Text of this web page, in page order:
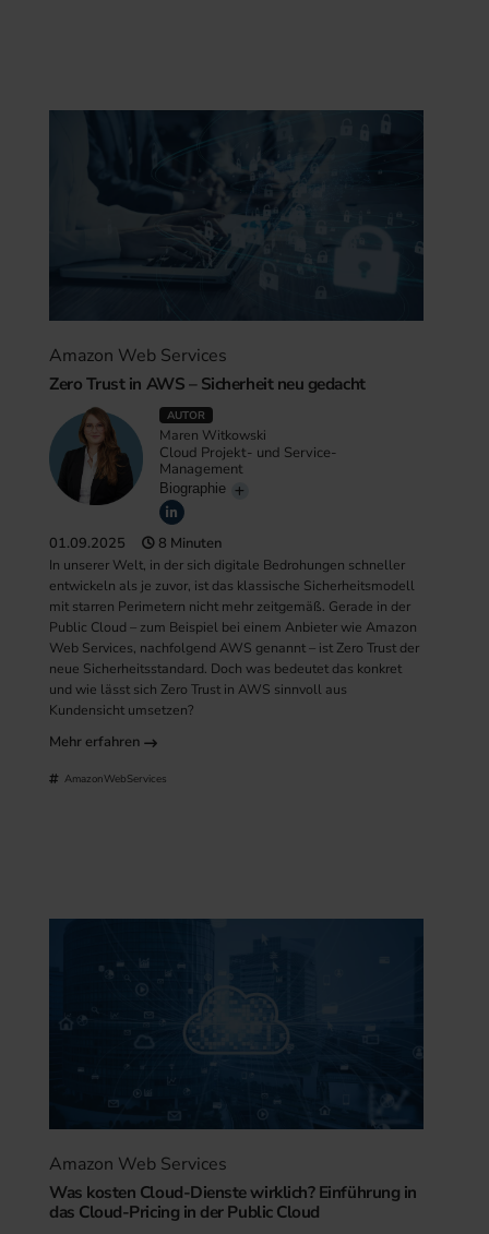
Amazon Web Services
Zero Trust in AWS – Sicherheit neu gedacht
AUTOR
Maren Witkowski
Cloud Projekt- und Service-
Management
Biographie
01.09.2025 8 Minuten
In unserer Welt, in der sich digitale Bedrohungen schneller
entwickeln als je zuvor, ist das klassische Sicherheitsmodell
mit starren Perimetern nicht mehr zeitgemäß. Gerade in der
Public Cloud – zum Beispiel bei einem Anbieter wie Amazon
Web Services, nachfolgend AWS genannt – ist Zero Trust der
neue Sicherheitsstandard. Doch was bedeutet das konkret
und wie lässt sich Zero Trust in AWS sinnvoll aus
Kundensicht umsetzen?
Mehr erfahren
AmazonWebServices
Amazon Web Services
Was kosten Cloud-Dienste wirklich? Einführung in
das Cloud-Pricing in der Public Cloud